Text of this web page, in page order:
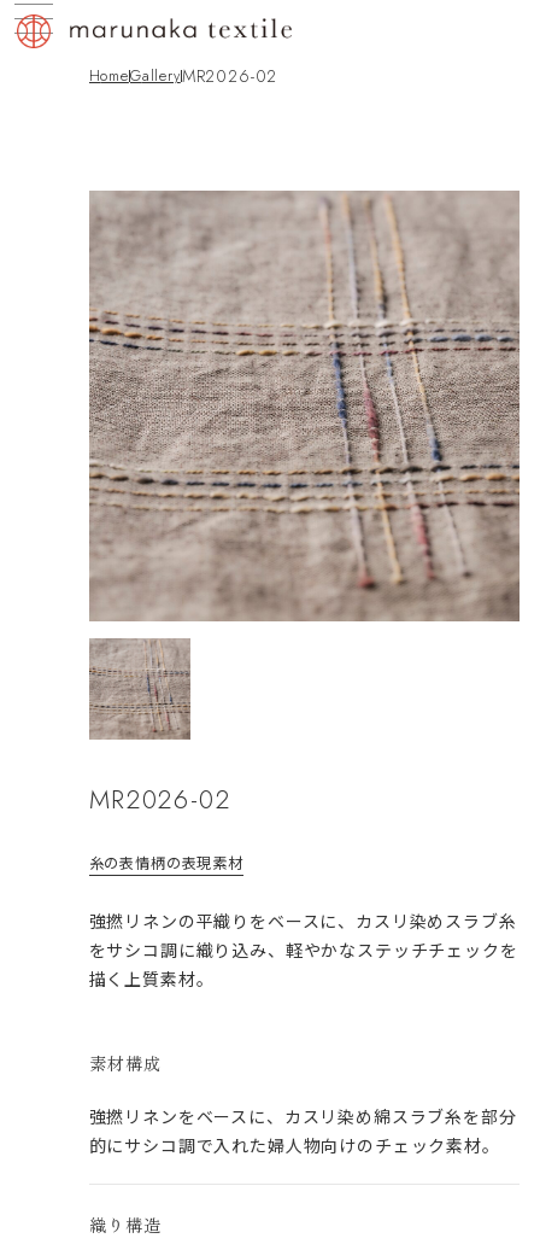
Home gallery MR2026-02
MR2026-02
糸の表情柄の表現素材
強撚リネンの平織りをベースに、カスリ染めスラブ糸
をサシコ調に織り込み、軽やかなステッチチェックを
描く上質素材。
素材構成
強撚リネンをベースに、カスリ染め綿スラブ糸を部分
的にサシコ調で入れた婦人物向けのチェック素材。
織り構造